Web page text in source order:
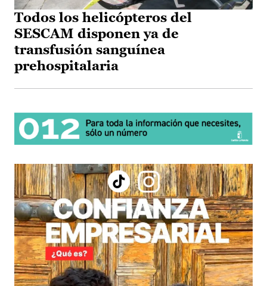
Todos los helicópteros del
SESCAM disponen ya de
transfusión sanguínea
prehospitalaria